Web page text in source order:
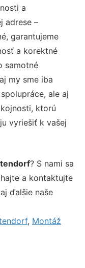
a
adrese –
garantujeme
a korektné
samotné
my sme iba
ale aj
ktorú
vyriešiť k vašej
? S nami sa
a kontaktujte
ďalšie naše
, Montáž